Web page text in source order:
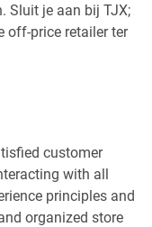
Sluit je aan bij TJX;
off-price retailer ter
customer
with all
principles and
organized store